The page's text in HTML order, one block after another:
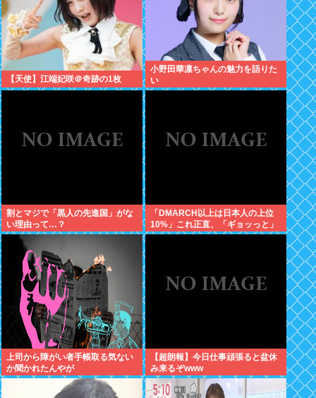
【天使】江端妃咲＠奇跡の1枚
小野田華凛ちゃんの魅力を語りた
い
割とマジで「黒人の先進国」がな
い理由って…？
「DMARCH以上は日本人の上位
10%」これ正直、「ギョッっと」
するよなあ…職場でもMARCH同
上司から障がい者手帳取る気ない
か聞かれたんやが
【超朗報】今日仕事頑張ると盆休
み来るぞwww